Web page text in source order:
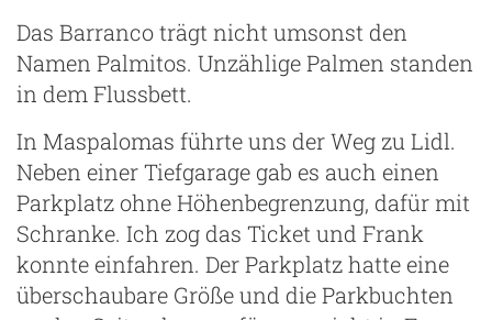
Das Barranco trägt nicht umsonst den
Namen Palmitos. Unzählige Palmen standen
in dem Flussbett.
In Maspalomas führte uns der Weg zu Lidl.
Neben einer Tiefgarage gab es auch einen
Parkplatz ohne Höhenbegrenzung, dafür mit
Schranke. Ich zog das Ticket und Frank
konnte einfahren. Der Parkplatz hatte eine
überschaubare Größe und die Parkbuchten